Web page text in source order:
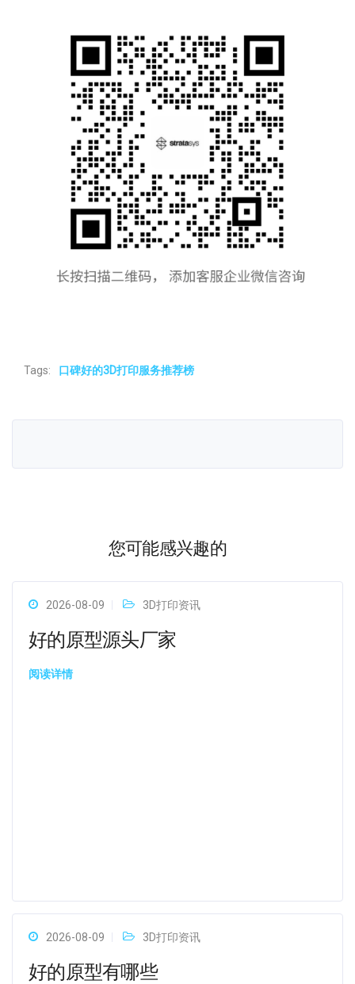
Tags: 口碑好的3D打印服务推荐榜
您可能感兴趣的
2026-08-09 3D打印资讯
好的原型源头厂家
阅读详情
2026-08-09 3D打印资讯
好的原型有哪些